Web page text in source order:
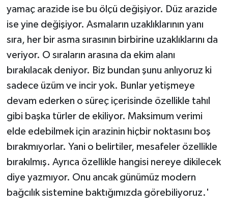
yamaç arazide ise bu ölçü değişiyor. Düz arazide
ise yine değişiyor. Asmaların uzaklıklarının yanı
sıra, her bir asma sırasının birbirine uzaklıklarını da
veriyor. O sıraların arasına da ekim alanı
bırakılacak deniyor. Biz bundan şunu anlıyoruz ki
sadece üzüm ve incir yok. Bunlar yetişmeye
devam ederken o süreç içerisinde özellikle tahıl
gibi başka türler de ekiliyor. Maksimum verimi
elde edebilmek için arazinin hiçbir noktasını boş
bırakmıyorlar. Yani o belirtiler, mesafeler özellikle
bırakılmış. Ayrıca özellikle hangisi nereye dikilecek
diye yazmıyor. Onu ancak günümüz modern
bağcılık sistemine baktığımızda görebiliyoruz.'